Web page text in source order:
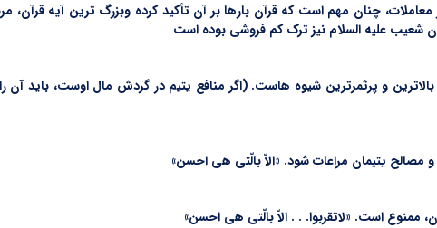
چنان مهم است که قرآن بارها بر آن تأکید کرده وبزرگ ترین آیه
شعیب علیه السلام نیز ترک کم فروشی بوده است
و پرثمرترین شیوه هاست. (اگر منافع یتیم در گردش مال اوست، باید آن را